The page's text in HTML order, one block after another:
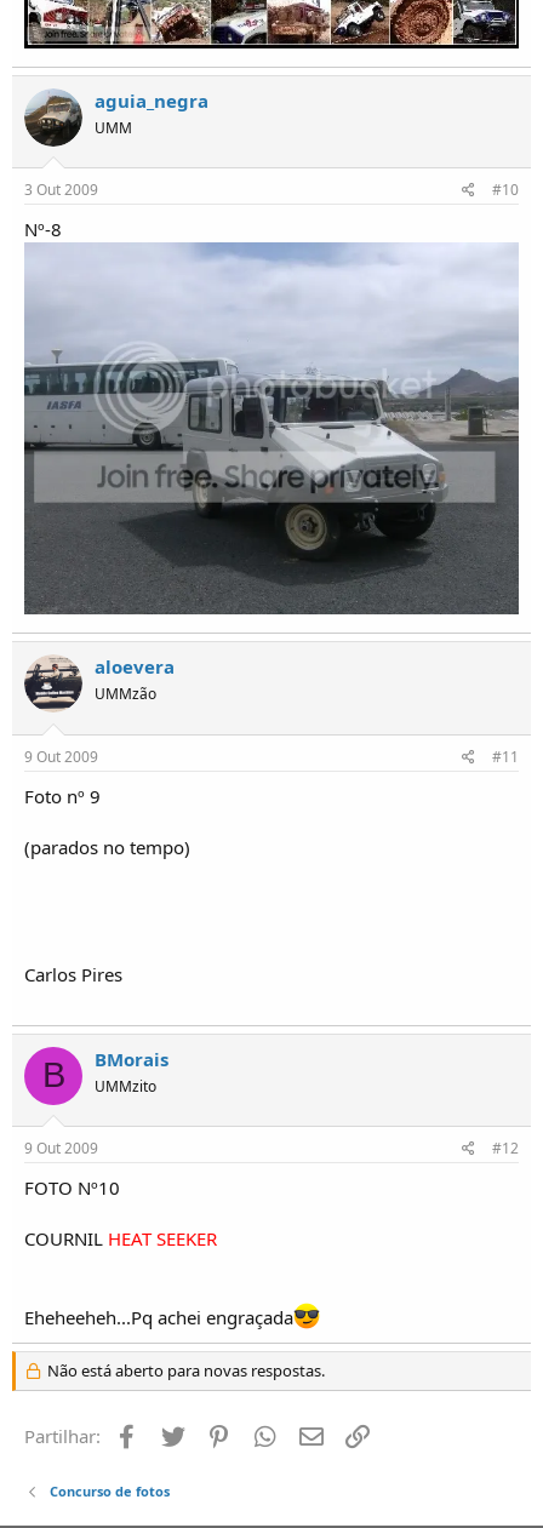
aguia_negra
UMM
3 Out 2009 #10
Nº-8
aloevera
UMMzão
9 Out 2009 #11
Foto nº 9
(parados no tempo)
Carlos Pires
B BMorais
UMMzito
9 Out 2009 #12
FOTO Nº10
COURNIL HEAT SEEKER
Eheheeheh...Pq achei engraçada
Não está aberto para novas respostas.
Partilhar: Facebook
Twitter PinterestWhatsapp
Email
Concurso de fotos